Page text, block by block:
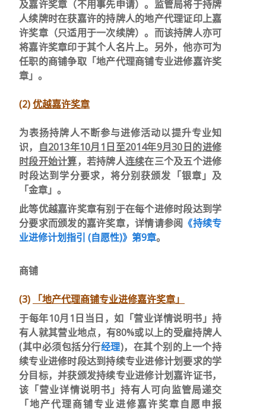
及嘉许奖章（不用事先申请）。监管局将于持牌
人续牌时在获嘉许的持牌人的地产代理证印上嘉
许奖章（只适用于一次续牌）。而该持牌人亦可
将嘉许奖章印于其个人名片上。另外，他亦可为
任职的商铺争取「地产代理商铺专业进修嘉许奖
章」。
(2)优越嘉许奖章
为表扬持牌人不断参与进修活动以提升专业知
识， 自2013年10月1日至2014年9月30日的进修
时段开始计算，若持牌人连续在三个及五个进修
时段达到学分要求，将分别获颁发「银章」及
「金章」。
此等优越嘉许奖章有别于在每个进修时段达到学
分要求而颁发的嘉许奖章，详情请参阅 《持续专
业进修计划指引 (自愿性)》第9章。
商铺
(3)
「地产代理商铺专业进修嘉许奖章」
于每年10月1日当日，如「营业详情说明书」持
有人就其营业地点，有80%或以上的受雇持牌人
(其中必须包括分行经理)，在其个别的上一个持
续专业进修时段达到持续专业进修计划要求的学
分目标，并获颁发持续专业进修计划嘉许证书，
该「营业详情说明书」持有人可向监管局递交
「地产代理商铺专业进修嘉许奖章自愿申报